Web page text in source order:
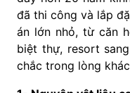
đã thi công và lắp
án lớn nhỏ, từ căn
biệt thự, resort
chắc trong lòng